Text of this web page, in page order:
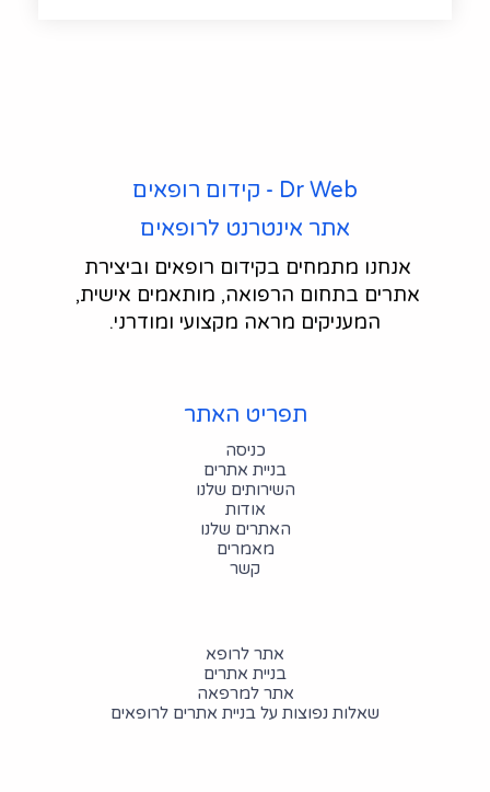
Dr Web - קידום רופאים
אתר אינטרנט לרופאים
המעניקים מראה מקצועי ומודרני.
תפריט האתר
כניסה
בניית אתרים
השירותים שלנו
אודות
האתרים שלנו
מאמרים
קשר
אתר לרופא
בניית אתרים
אתר למרפאה
שאלות נפוצות על בניית אתרים לרופאים